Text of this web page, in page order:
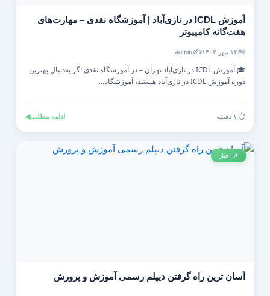
آموزش ICDL در نازی‌آباد | آموزشگاه نقدی – مهارت‌های
هفت‌گانه کامپیوتر
۱۲ مهر ۱۴۰۴ ✍️
admin
🎓 آموزش ICDL در نازی‌آباد تهران – در آموزشگاه نقدی اگر به‌دنبال بهترین
دوره آموزش ICDL در نازی‌آباد هستید، آموزشگاه...
ادامه مطلب◀
📌 اخبار
آسان ترین راه گرفتن دیپلم رسمی آموزش و پرورش